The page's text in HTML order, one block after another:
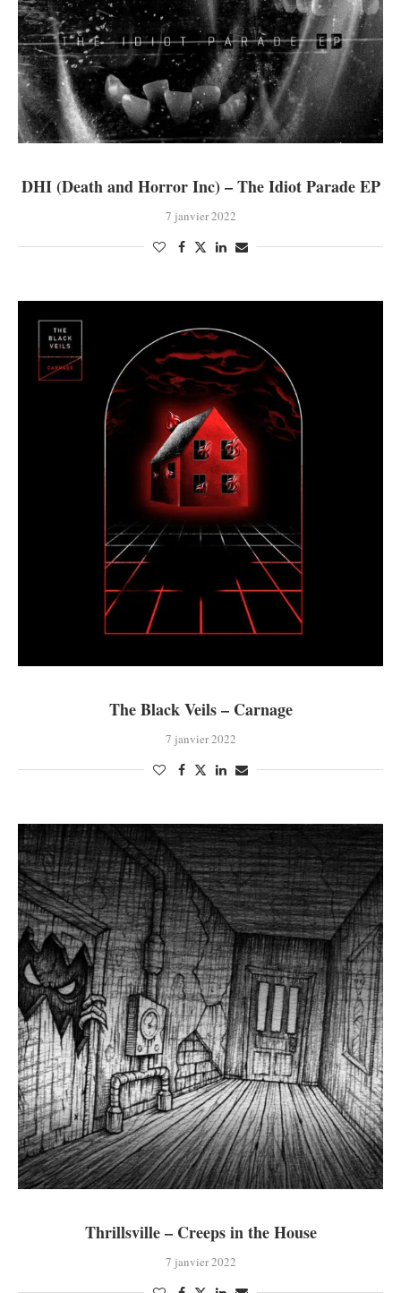
DHI (Death and Horror Inc) – The Idiot Parade EP
7 janvier 2022
The Black Veils – Carnage
7 janvier 2022
Thrillsville – Creeps in the House
7 janvier 2022